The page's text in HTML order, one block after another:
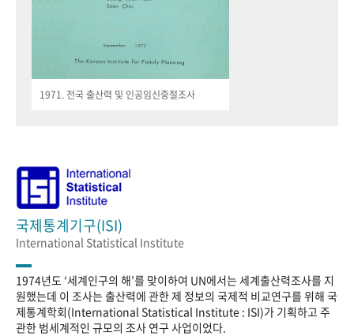
1971. 전국 출산력 및 인공임신중절조사
국제통계기구(ISI)
International Statistical Institute
1974년도 ‘세계인구의 해’를 맞이하여 UN에서는 세계출산력조사를 지
원했는데 이 조사는 출산력에 관한 제 정보의 국제적 비교연구를 위해 국
제통계학회(International Statistical Institute : ISI)가 기획하고 주
관한 범세계적인 규모의 조사 연구 사업이었다.